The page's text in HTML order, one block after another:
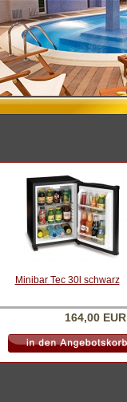
Minibar Tec 30l schwarz
164,00 EUR